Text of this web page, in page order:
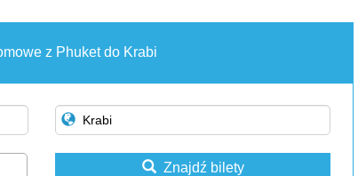
z Phuket do Krabi
Znajdź bilety